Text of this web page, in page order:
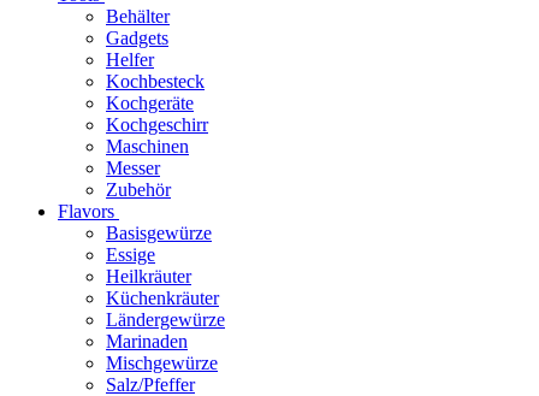
Behälter
Gadgets
Helfer
Kochbesteck
Kochgeräte
Kochgeschirr
Maschinen
Messer
Zubehör
Flavors
Basisgewürze
Essige
Heilkräuter
Küchenkräuter
Ländergewürze
Marinaden
Mischgewürze
Salz/Pfeffer